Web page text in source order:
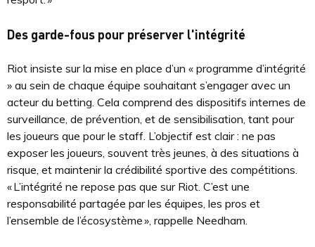
Des garde-fous pour préserver l'intégrité
Riot insiste sur la mise en place d’un « programme d’intégrité
» au sein de chaque équipe souhaitant s’engager avec un
acteur du betting. Cela comprend des dispositifs internes de
surveillance, de prévention, et de sensibilisation, tant pour
les joueurs que pour le staff. L’objectif est clair : ne pas
exposer les joueurs, souvent très jeunes, à des situations à
risque, et maintenir la crédibilité sportive des compétitions.
« L’intégrité ne repose pas que sur Riot. C’est une
responsabilité partagée par les équipes, les pros et
l’ensemble de l’écosystème », rappelle Needham.